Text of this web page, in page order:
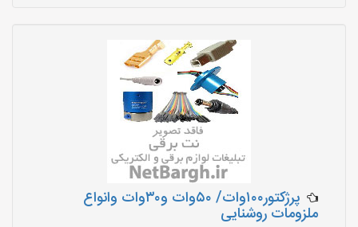
پرژکتور۱۰۰وات/ ۵۰وات و۳۰وات وانواع
ملزومات روشنایی